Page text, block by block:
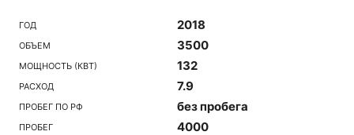
ГОД 2018
ОБЪЕМ 3500
МОЩНОСТЬ (КВТ) 132
РАСХОД 7.9
ПРОБЕГ ПО РФ без пробега
ПРОБЕГ 4000